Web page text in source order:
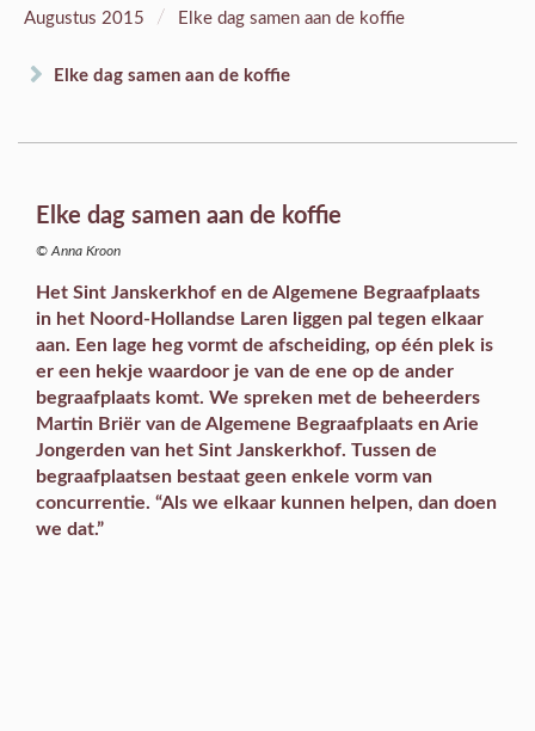
Augustus 2015 / Elke dag samen aan de koffie
Elke dag samen aan de koffie
Elke dag samen aan de koffie
© Anna Kroon
Het Sint Janskerkhof en de Algemene Begraafplaats
in het Noord-Hollandse Laren liggen pal tegen elkaar
aan. Een lage heg vormt de afscheiding, op één plek is
er een hekje waardoor je van de ene op de ander
begraafplaats komt. We spreken met de beheerders
Martin Briër van de Algemene Begraafplaats en Arie
Jongerden van het Sint Janskerkhof. Tussen de
begraafplaatsen bestaat geen enkele vorm van
concurrentie. “Als we elkaar kunnen helpen, dan doen
we dat.”